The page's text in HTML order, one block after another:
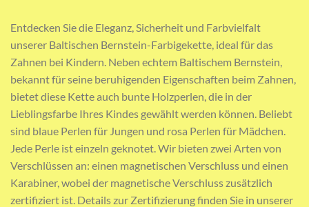
Entdecken Sie die Eleganz, Sicherheit und Farbvielfalt
unserer Baltischen Bernstein-Farbigekette, ideal für das
Zahnen bei Kindern. Neben echtem Baltischem Bernstein,
bekannt für seine beruhigenden Eigenschaften beim Zahnen,
bietet diese Kette auch bunte Holzperlen, die in der
Lieblingsfarbe Ihres Kindes gewählt werden können. Beliebt
sind blaue Perlen für Jungen und rosa Perlen für Mädchen.
Jede Perle ist einzeln geknotet. Wir bieten zwei Arten von
Verschlüssen an: einen magnetischen Verschluss und einen
Karabiner, wobei der magnetische Verschluss zusätzlich
zertifiziert ist. Details zur Zertifizierung finden Sie in unserer